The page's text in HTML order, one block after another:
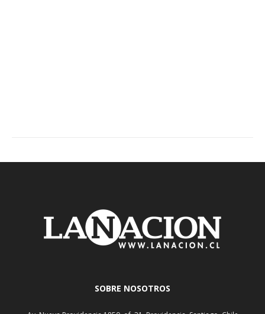
SOBRE NOSOTROS